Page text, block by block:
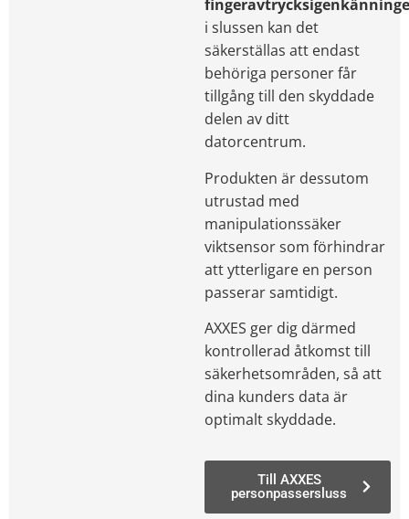
i slussen kan det
säkerställas att endast
behöriga personer får
tillgång till den skyddade
delen av ditt
datorcentrum.
Produkten är dessutom
utrustad med
manipulationssäker
viktsensor som förhindrar
att ytterligare en person
passerar samtidigt.
AXXES ger dig därmed
kontrollerad åtkomst till
säkerhetsområden, så att
dina kunders data är
optimalt skyddade.
Till AXXES
personpassersluss